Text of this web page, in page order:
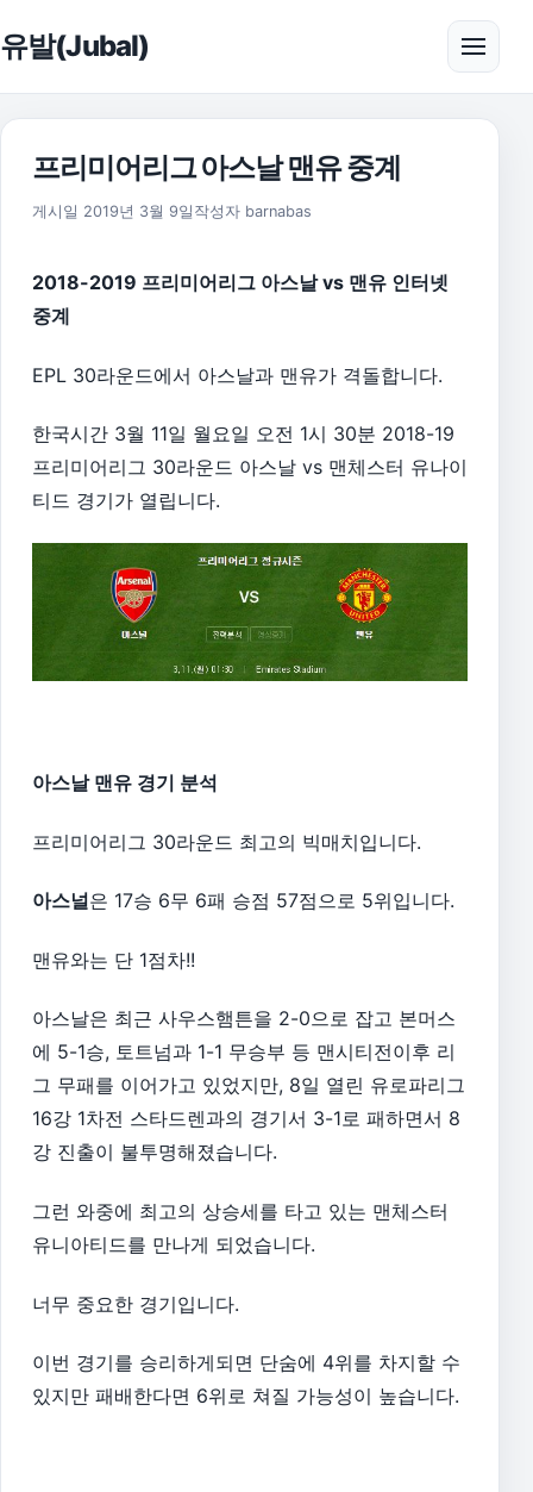
유발(Jubal) 메뉴
프리미어리그 아스날 맨유 중계
게시일 2019년 3월 9일 2019년 4월 12일
작성자 barnabas
2018-2019 프리미어리그 아스날 vs 맨유 인터넷
중계
EPL 30라운드에서 아스날과 맨유가 격돌합니다.
한국시간 3월 11일 월요일 오전 1시 30분 2018-19
프리미어리그 30라운드 아스날 vs 맨체스터 유나이
티드 경기가 열립니다.
아스날 맨유 경기 분석
프리미어리그 30라운드 최고의 빅매치입니다.
아스널은 17승 6무 6패 승점 57점으로 5위입니다.
맨유와는 단 1점차!!
아스날은 최근 사우스햄튼을 2-0으로 잡고 본머스
에 5-1승, 토트넘과 1-1 무승부 등 맨시티전이후 리
그 무패를 이어가고 있었지만, 8일 열린 유로파리그
16강 1차전 스타드렌과의 경기서 3-1로 패하면서 8
강 진출이 불투명해졌습니다.
그런 와중에 최고의 상승세를 타고 있는 맨체스터
유니아티드를 만나게 되었습니다.
너무 중요한 경기입니다.
이번 경기를 승리하게되면 단숨에 4위를 차지할 수
있지만 패배한다면 6위로 쳐질 가능성이 높습니다.